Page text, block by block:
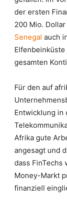
der ersten
200 Mio.
Senegal auch
gesamten
Für den auf
Entwicklung in
Afrika gute
angesagt und
dass FinTechs
Money-Markt
finanziell